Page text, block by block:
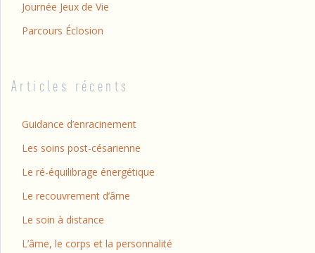
Journée Jeux de Vie
Parcours Éclosion
Articles récents
Guidance d’enracinement
Les soins post-césarienne
Le ré-équilibrage énergétique
Le recouvrement d’âme
Le soin à distance
L’âme, le corps et la personnalité